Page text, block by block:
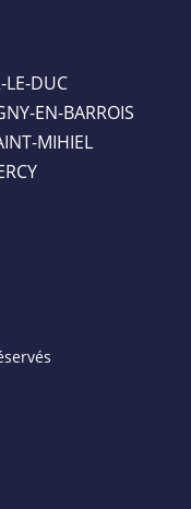
DUC
EN-BARROIS
MIHIEL